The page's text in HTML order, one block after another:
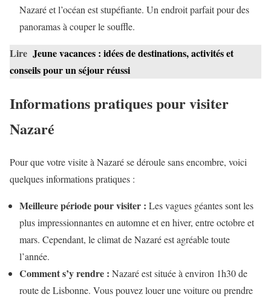
Nazaré et l’océan est stupéfiante. Un endroit parfait pour des
panoramas à couper le souffle.
Lire Jeune vacances : idées de destinations, activités et
conseils pour un séjour réussi
Informations pratiques pour visiter
Nazaré
Pour que votre visite à Nazaré se déroule sans encombre, voici
quelques informations pratiques :
Meilleure période pour visiter : Les vagues géantes sont les
plus impressionnantes en automne et en hiver, entre octobre et
mars. Cependant, le climat de Nazaré est agréable toute
l’année.
Comment s’y rendre : Nazaré est située à environ 1h30 de
route de Lisbonne. Vous pouvez louer une voiture ou prendre